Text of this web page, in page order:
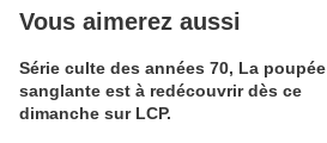
Vous aimerez aussi
Série culte des années 70, La poupée
sanglante est à redécouvrir dès ce
dimanche sur LCP.